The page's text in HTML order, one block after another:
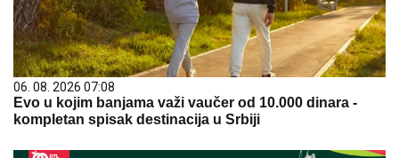
06. 08. 2026 07:08
Evo u kojim banjama važi vaučer od 10.000 dinara -
kompletan spisak destinacija u Srbiji